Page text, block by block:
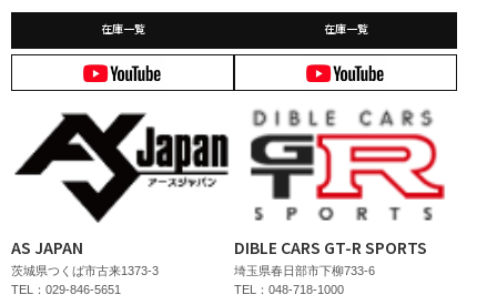
在庫一覧 在庫一覧
AS JAPAN
茨城県つくば市古来1373-3
TEL：029-846-5651
DIBLE CARS GT-R SPORTS
埼玉県春日部市下柳733-6
TEL：048-718-1000